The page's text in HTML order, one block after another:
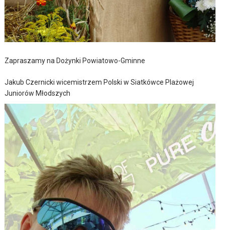
Zapraszamy na Dożynki Powiatowo-Gminne
Jakub Czernicki wicemistrzem Polski w Siatkówce Plażowej
Juniorów Młodszych